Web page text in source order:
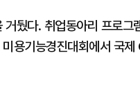
거뒀다. 취업동아리 프로
용기능경진대회에서 국